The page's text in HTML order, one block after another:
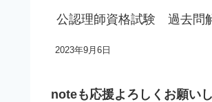
公認理師資格試験 過去問
2023年9月6日
noteも応援よろしくお願い